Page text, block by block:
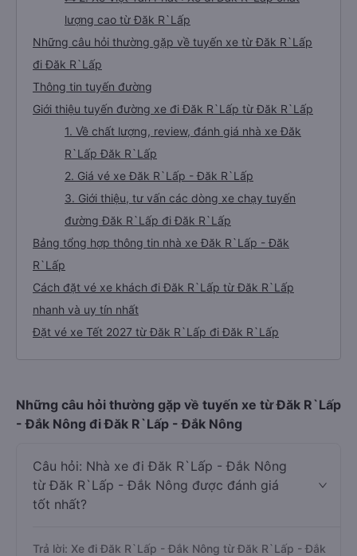
lượng cao từ Đăk R`Lấp
Những câu hỏi thường gặp về tuyến xe từ Đăk R`Lấp
đi Đăk R`Lấp
Thông tin tuyến đường
Giới thiệu tuyến đường xe đi Đăk R`Lấp từ Đăk R`Lấp
1. Về chất lượng, review, đánh giá nhà xe Đăk
R`Lấp Đăk R`Lấp
2. Giá vé xe Đăk R`Lấp - Đăk R`Lấp
3. Giới thiệu, tư vấn các dòng xe chạy tuyến
đường Đăk R`Lấp đi Đăk R`Lấp
Bảng tổng hợp thông tin nhà xe Đăk R`Lấp - Đăk
R`Lấp
Cách đặt vé xe khách đi Đăk R`Lấp từ Đăk R`Lấp
nhanh và uy tín nhất
Đặt vé xe Tết 2027 từ Đăk R`Lấp đi Đăk R`Lấp
Những câu hỏi thường gặp về tuyến xe từ Đăk R`Lấp
- Đắk Nông đi Đăk R`Lấp - Đắk Nông
Câu hỏi: Nhà xe đi Đăk R`Lấp - Đắk Nông
từ Đăk R`Lấp - Đắk Nông được đánh giá
tốt nhất?
Trả lời: Xe đi Đăk R`Lấp - Đắk Nông từ Đăk R`Lấp - Đắk